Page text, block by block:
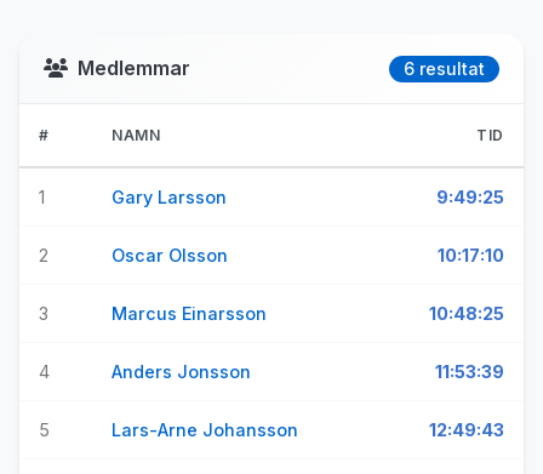
Medlemmar 6 resultat
# NAMN TID
1 Gary Larsson 9:49:25
2 Oscar Olsson 10:17:10
3 Marcus Einarsson 10:48:25
4 Anders Jonsson 11:53:39
5 Lars-Arne Johansson 12:49:43